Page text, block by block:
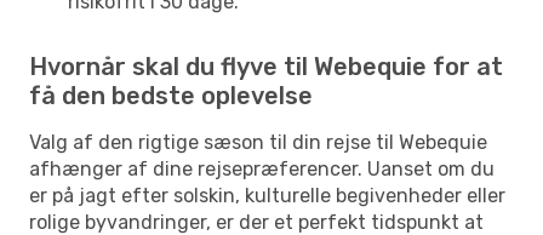
Hvornår skal du flyve til Webequie for at
få den bedste oplevelse
Valg af den rigtige sæson til din rejse til Webequie
afhænger af dine rejsepræferencer. Uanset om du
er på jagt efter solskin, kulturelle begivenheder eller
rolige byvandringer, er der et perfekt tidspunkt at